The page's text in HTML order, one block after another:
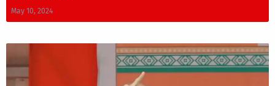
May 10, 2024